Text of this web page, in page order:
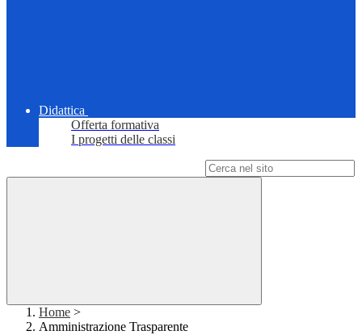
Didattica
Offerta formativa
I progetti delle classi
Home >
Amministrazione Trasparente